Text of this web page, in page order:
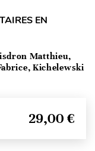
EN
Matthieu,
Kichelewski
29,00 €